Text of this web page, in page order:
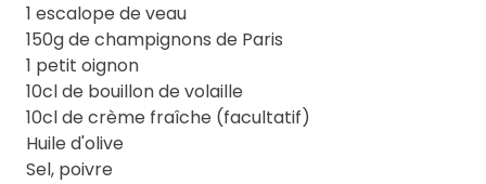
1 escalope de veau
150g de champignons de Paris
1 petit oignon
10cl de bouillon de volaille
10cl de crème fraîche (facultatif)
Huile d'olive
Sel, poivre